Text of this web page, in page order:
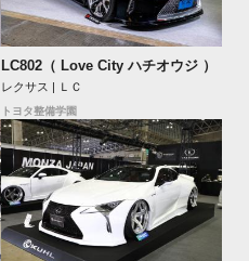
LC802（ Love City ハチオウジ ）
レクサス | ＬＣ
トヨタ整備学園